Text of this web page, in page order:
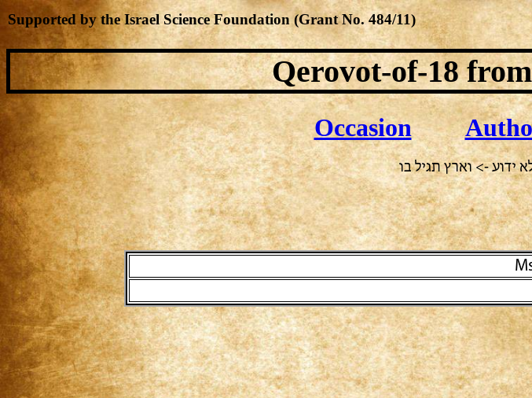
Qerovot-of-18from
Occasion
ידוע -> וארץ תגיל בו
Supported by the Israel Science Foundation (Grant No. 484/11)